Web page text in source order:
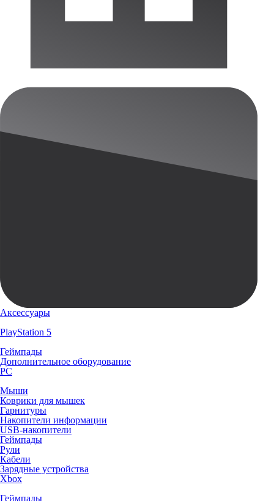
Аксессуары
PlayStation 5
Геймпады
Дополнительное оборудование
PC
Мыши
Коврики для мышек
Гарнитуры
Накопители информации
USB-накопители
Геймпады
Рули
Кабели
Зарядные устройства
Xbox
Геймпады